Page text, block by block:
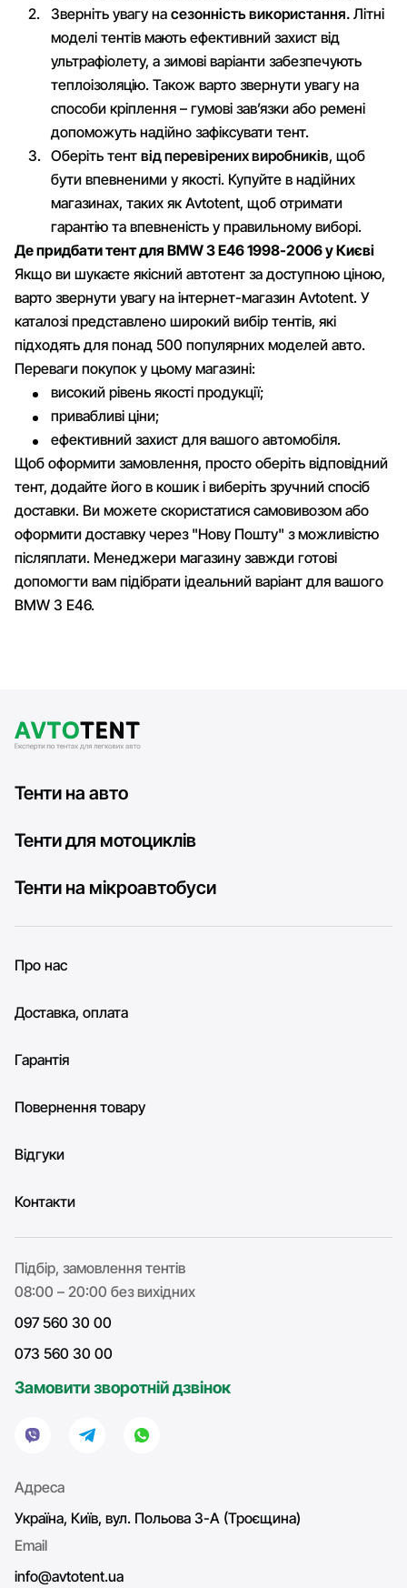
Зверніть увагу на сезонність використання. Літні
моделі тентів мають ефективний захист від
ультрафіолету, а зимові варіанти забезпечують
теплоізоляцію. Також варто звернути увагу на
способи кріплення – гумові зав’язки або ремені
допоможуть надійно зафіксувати тент.
Оберіть тент від перевірених виробників, щоб
бути впевненими у якості. Купуйте в надійних
магазинах, таких як Avtotent, щоб отримати
гарантію та впевненість у правильному виборі.
Де придбати тент для BMW 3 E46 1998-2006 у Києві
Якщо ви шукаєте якісний автотент за доступною ціною,
варто звернути увагу на інтернет-магазин Avtotent. У
каталозі представлено широкий вибір тентів, які
підходять для понад 500 популярних моделей авто.
Переваги покупок у цьому магазині:
високий рівень якості продукції;
привабливі ціни;
ефективний захист для вашого автомобіля.
Щоб оформити замовлення, просто оберіть відповідний
тент, додайте його в кошик і виберіть зручний спосіб
доставки. Ви можете скористатися самовивозом або
оформити доставку через "Нову Пошту" з можливістю
післяплати. Менеджери магазину завжди готові
допомогти вам підібрати ідеальний варіант для вашого
BMW 3 E46.
Тенти на авто
Тенти для мотоциклів
Тенти на мікроавтобуси
Про нас
Доставка, оплата
Гарантія
Повернення товару
Відгуки
Контакти
Підбір, замовлення тентів
08:00 – 20:00 без вихідних
097 560 30 00
073 560 30 00
Замовити зворотній дзвінок
Адреса
Україна, Київ, вул. Польова 3-А (Троєщина)
Email
info@avtotent.ua